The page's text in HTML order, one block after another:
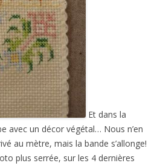
Et dans la
avec un décor végétal… Nous n’en
au mètre, mais la bande s’allonge!
plus serrée, sur les 4 dernières